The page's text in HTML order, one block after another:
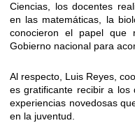
Ciencias, los docentes
en las matemáticas, la
conocieron el papel que
Gobierno nacional para
Al respecto, Luis Reyes,
es gratificante recibir a los
experiencias novedosas
en la juventud.